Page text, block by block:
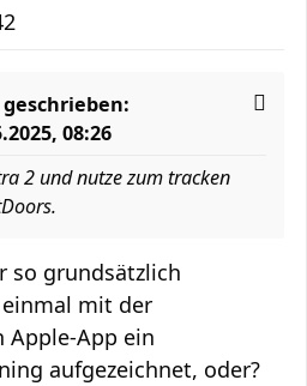
08:26
2 und nutze zum tracken
so grundsätzlich
mit der
Apple-App ein
aufgezeichnet, oder?